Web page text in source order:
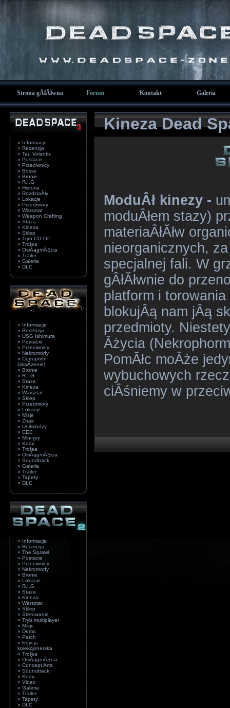
Strona gÂłĂłwna Forum Kontakt Galeria
» Informacje
» Recenzja
» Tau Volantis
» Postacie
» Przeciwnicy
» Bossy
» Bronie
» R.I.G
» Historia
» RozdziaÂły
» Lokacje
» Przedmioty
» Warsztat
» Weapon Crafting
» Staza
» Kineza
» Sklep
» Tryb CO-OP
» Trofea
» OsiÂągniĂŞcia
» Trailer
» Galeria
» DLC
» Informacje
» Recenzja
» USG Ishimura
» Postacie
» Przeciwnicy
» Nekromorfy
» Corruption
(skaÂżenie)
» Bronie
» R.I.G
» Staza
» Kineza
» Warsztat
» Sklep
» Przedmioty
» Lokacje
» Misje
» Znak
» Unitolodzy
» CEC
» Mini-gry
» Kody
» Trofea
» OsiÂągniĂŞcia
» Soundtrack
» Galeria
» Trailer
» Tapety
» DLC
» Informacje
» Recenzja
» The Sprawl
» Postacie
» Przeciwnicy
» Nekromorfy
» Bronie
» Lokacje
» R.I.G
» Staza
» Kineza
» Warsztat
» Sklep
» Sterowanie
» Tryb multiplayer
» Misje
» Demo
» Patch
» Edycja
kolekcjonerska
» Trofea
» OsiÂągniĂŞcia
» Concept Arts
» Soundtrack
» Kody
» Video
» Galeria
» Trailer
» Tapety
» DLC
Kineza Dead
ModuÂł kinezy -
moduÂłem stazy)
materiaÂłĂłw
nieorganicznych,
specjalnej fali. W
gÂłĂłwnie do
platform i
blokujÂą nam jÂą
przedmioty.
Âżycia
PomĂłc moÂże
wybuchowych
ciÂśniemy w